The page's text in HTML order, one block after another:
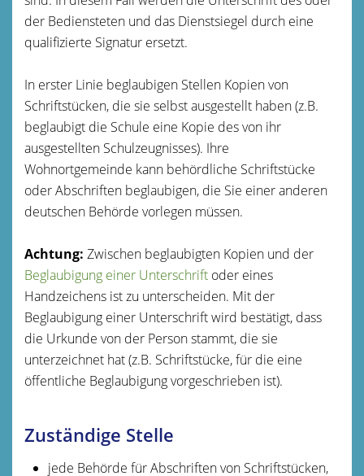
der Bediensteten und das Dienstsiegel durch eine
qualifizierte Signatur ersetzt.
In erster Linie beglaubigen Stellen Kopien von
Schriftstücken, die sie selbst ausgestellt haben(z.B.
beglaubigt die Schule eine Kopie des von ihr
ausgestellten Schulzeugnisses). Ihre
Wohnortgemeinde kann behördliche Schriftstücke
oder Abschriften beglaubigen, die Sie einer anderen
deutschen Behörde vorlegen müssen.
Achtung: Zwischen beglaubigten Kopien und der
Beglaubigung einer Unterschrift oder eines
Handzeichens ist zu unterscheiden. Mit der
Beglaubigung einer Unterschrift wird bestätigt, dass
die Urkunde von der Person stammt, die sie
unterzeichnet hat (z.B. Schriftstücke, für die eine
öffentliche Beglaubigung vorgeschrieben ist).
Zuständige Stelle
jede Behörde für Abschriften von Schriftstücken,